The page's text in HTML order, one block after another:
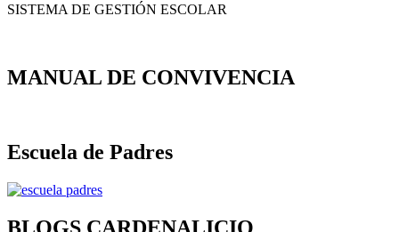
SISTEMA DE GESTIÓN ESCOLAR
MANUAL DE CONVIVENCIA
Escuela de Padres